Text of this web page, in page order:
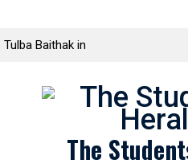
Baithak in
in Rawalakot
The